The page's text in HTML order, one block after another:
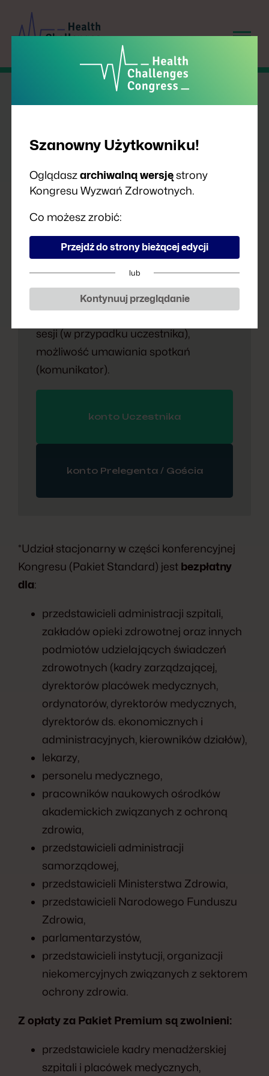
REJESTRACJA 2025
Konto
sesji (w przypadku uczestnika),
możliwość umawiania spotkań
(komunikator).
konto Uczestnika
konto Prelegenta / Gościa
*Udział stacjonarny w części konferencyjnej
Kongresu (Pakiet Standard) jest bezpłatny
dla:
przedstawicieli administracji szpitali,
zakładów opieki zdrowotnej oraz innych
podmiotów udzielających świadczeń
zdrowotnych (kadry zarządzającej,
dyrektorów placówek medycznych,
ordynatorów, dyrektorów medycznych,
dyrektorów ds. ekonomicznych i
administracyjnych, kierowników działów),
lekarzy,
personelu medycznego,
pracowników naukowych ośrodków
akademickich związanych z ochroną
zdrowia,
przedstawicieli administracji
samorządowej,
przedstawicieli Ministerstwa Zdrowia,
przedstawicieli Narodowego Funduszu
Zdrowia,
parlamentarzystów,
przedstawicieli instytucji, organizacji
niekomercyjnych związanych z sektorem
ochrony zdrowia.
Z opłaty za Pakiet Premium są zwolnieni:
przedstawiciele kadry menadżerskiej
szpitali i placówek medycznych,
Szanowny Użytkowniku!
Oglądaszarchiwalną wersjęstrony
Kongresu Wyzwań Zdrowotnych.
Co możesz zrobić:
Przejdź do strony bieżącej edycji
lub
Kontynuuj przeglądanie